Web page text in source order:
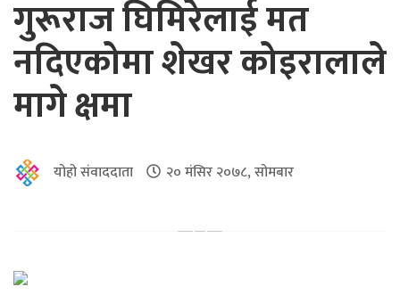
गुरूराज घिमिरेलाई मत
नदिएकोमा शेखर कोइरालाले
मागे क्षमा
योहो संवाददाता २० मंसिर २०७८, सोमबार